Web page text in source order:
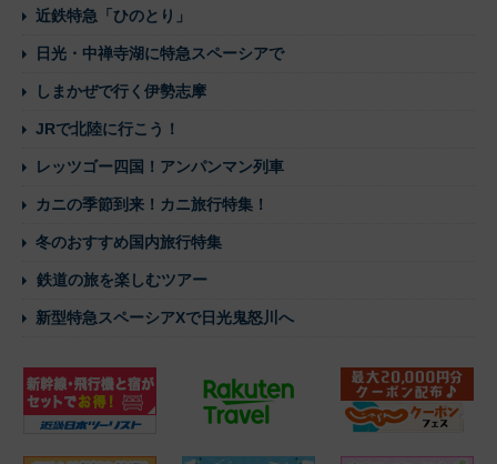
近鉄特急「ひのとり」
日光・中禅寺湖に特急スペーシアで
しまかぜで行く伊勢志摩
JRで北陸に行こう！
レッツゴー四国！アンパンマン列車
カニの季節到来！カニ旅行特集！
冬のおすすめ国内旅行特集
鉄道の旅を楽しむツアー
新型特急スペーシアXで日光鬼怒川へ